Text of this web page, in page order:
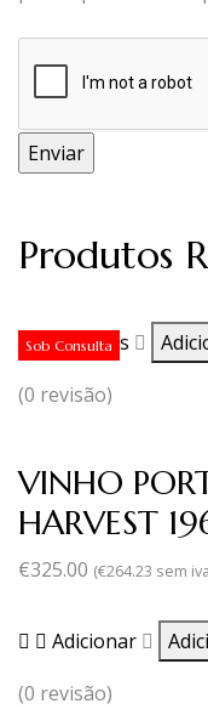
Produtos
Sob Consulta
Ler mais
(0 revisão)
VINHO
HARVEST
€325.00 (€264.23 sem
Adicionar
(0 revisão)